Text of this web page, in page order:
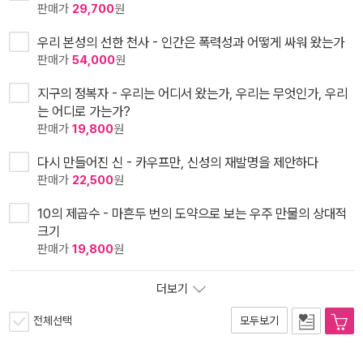
판매가 29,700원
우리 본성의 선한 천사 - 인간은 폭력성과 어떻게 싸워 왔는가
판매가 54,000원
지구의 정복자 - 우리는 어디서 왔는가, 우리는 무엇인가, 우리
는 어디로 가는가?
판매가 19,800원
다시 만들어진 신 - 카우프만, 신성의 재발명을 제안하다
판매가 22,500원
10의 제곱수 - 마흔두 번의 도약으로 보는 우주 만물의 상대적
크기
판매가 19,800원
더보기
전체선택 모두보기